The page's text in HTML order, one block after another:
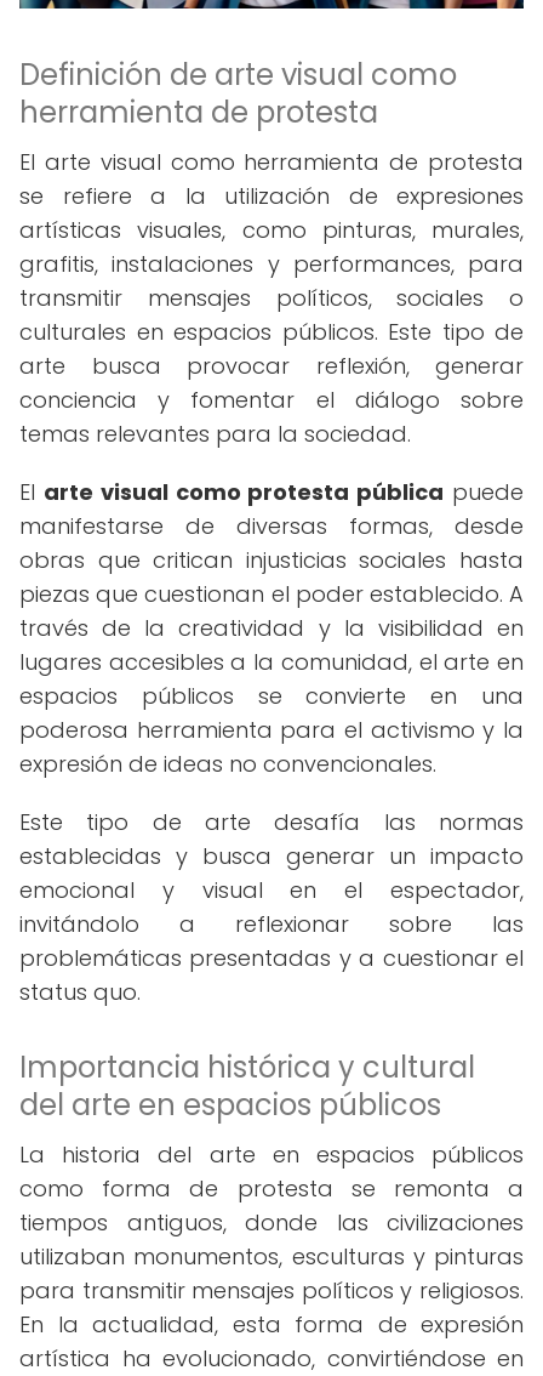
Definición de arte visual como
herramienta de protesta
El arte visual como herramienta de protesta
se refiere a la utilización de expresiones
artísticas visuales, como pinturas, murales,
grafitis, instalaciones y performances, para
transmitir mensajes políticos, sociales o
culturales en espacios públicos. Este tipo de
arte busca provocar reflexión, generar
conciencia y fomentar el diálogo sobre
temas relevantes para la sociedad.
El arte visual como protesta pública puede
manifestarse de diversas formas, desde
obras que critican injusticias sociales hasta
piezas que cuestionan el poder establecido. A
través de la creatividad y la visibilidad en
lugares accesibles a la comunidad, el arte en
espacios públicos se convierte en una
poderosa herramienta para el activismo y la
expresión de ideas no convencionales.
Este tipo de arte desafía las normas
establecidas y busca generar un impacto
emocional y visual en el espectador,
invitándolo a reflexionar sobre las
problemáticas presentadas y a cuestionar el
status quo.
Importancia histórica y cultural
del arte en espacios públicos
La historia del arte en espacios públicos
como forma de protesta se remonta a
tiempos antiguos, donde las civilizaciones
utilizaban monumentos, esculturas y pinturas
para transmitir mensajes políticos y religiosos.
En la actualidad, esta forma de expresión
artística ha evolucionado, convirtiéndose en